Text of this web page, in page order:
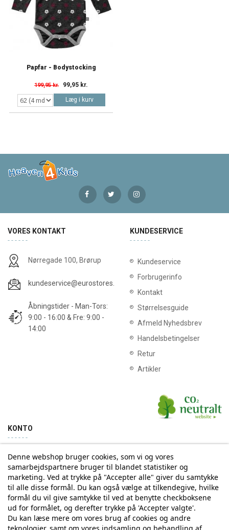
Papfar - Bodystocking
199,95 kr. 99,95 kr.
Læg i kurv
VORES KONTAKT
Nørregade 100, Brørup
kundeservice@eurostores.dk
Åbningstider - Man-Tors:
9:00 - 16:00 & Fre: 9:00 -
14:00
KUNDESERVICE
Kundeservice
Forbrugerinfo
Kontakt
Størrelsesguide
Afmeld Nyhedsbrev
Handelsbetingelser
Retur
Artikler
KONTO
Min konto Ordrehistorik
Tilmelding til Nyhedsbrev
Vi deler aldrig din email-adresse med tredjepart
Denne webshop bruger cookies, som vi og vores
samarbejdspartnere bruger til blandet statistiker og
marketing. Ved at trykke på "Accepter alle" giver du samtykke
til alle disse formål. Du kan også vælge at tilkendegive, hvilke
formål du vil give samtykke til ved at benytte checkboksene
ud for formålet, og derefter trykke på 'Accepter valgte'.
Du kan læse mere om vores brug af cookies og andre